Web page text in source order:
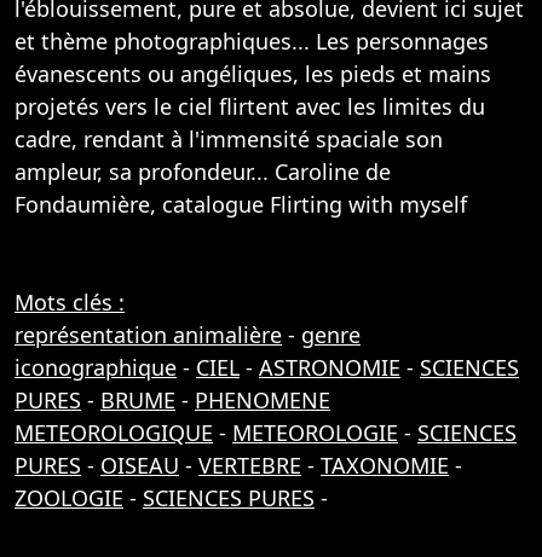
l'éblouissement, pure et absolue, devient ici sujet
et thème photographiques... Les personnages
évanescents ou angéliques, les pieds et mains
projetés vers le ciel flirtent avec les limites du
cadre, rendant à l'immensité spaciale son
ampleur, sa profondeur... Caroline de
Fondaumière, catalogue Flirting with myself
Mots clés :
représentation animalière - genre
iconographique - CIEL - ASTRONOMIE - SCIENCES
PURES - BRUME - PHENOMENE
METEOROLOGIQUE - METEOROLOGIE - SCIENCES
PURES - OISEAU - VERTEBRE - TAXONOMIE -
ZOOLOGIE - SCIENCES PURES -